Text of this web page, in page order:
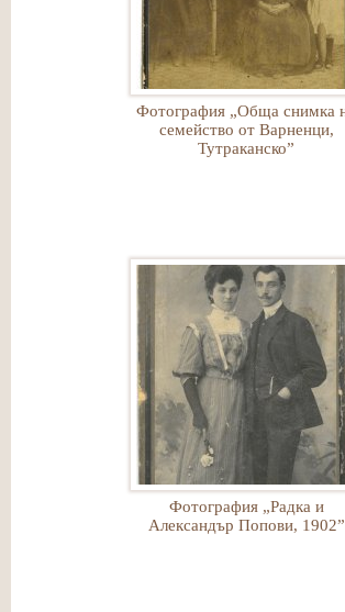
Фотография „Обща снимка
семейство от Варненци,
Тутраканско”
Фотография „Радка и
Александър Попови, 1902”